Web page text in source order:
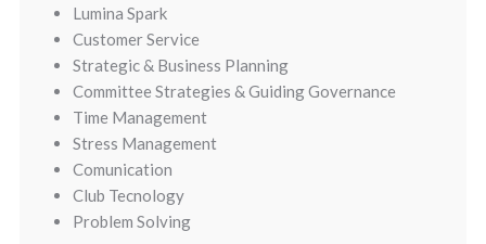
Lumina Spark
Customer Service
Strategic & Business Planning
Committee Strategies & Guiding Governance
Time Management
Stress Management
Comunication
Club Tecnology
Problem Solving